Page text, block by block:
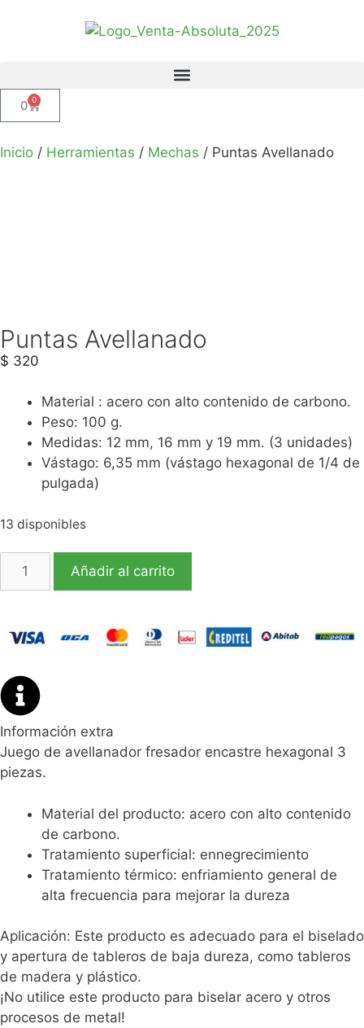
0 0
Inicio / Herramientas / Mechas / Puntas Avellanado
Puntas Avellanado
$ 320
Material : acero con alto contenido de carbono.
Peso: 100 g.
Medidas: 12 mm, 16 mm y 19 mm. (3 unidades)
Vástago: 6,35 mm (vástago hexagonal de 1/4 de
pulgada)
13 disponibles
Añadir al carrito
Información extra
Juego de avellanador fresador encastre hexagonal 3
piezas.
Material del producto: acero con alto contenido
de carbono.
Tratamiento superficial: ennegrecimiento
Tratamiento térmico: enfriamiento general de
alta frecuencia para mejorar la dureza
Aplicación: Este producto es adecuado para el biselado
y apertura de tableros de baja dureza, como tableros
de madera y plástico.
¡No utilice este producto para biselar acero y otros
procesos de metal!